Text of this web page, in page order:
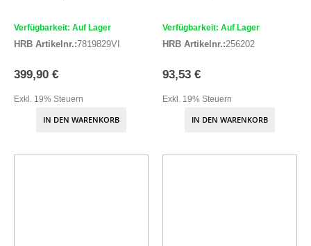
Verfügbarkeit: Auf Lager
HRB Artikelnr.:7819829VI
399,90 €
Exkl. 19% Steuern
IN DEN WARENKORB
Verfügbarkeit: Auf Lager
HRB Artikelnr.:256202
93,53 €
Exkl. 19% Steuern
IN DEN WARENKORB